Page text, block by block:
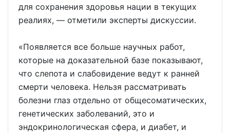
для сохранения здоровья нации в текущих
реалиях, — отметили эксперты дискуссии.
«Появляется все больше научных работ,
которые на доказательной базе показывают,
что слепота и слабовидение ведут к ранней
смерти человека. Нельзя рассматривать
болезни глаз отдельно от общесоматических,
генетических заболеваний, это и
эндокринологическая сфера, и диабет, и